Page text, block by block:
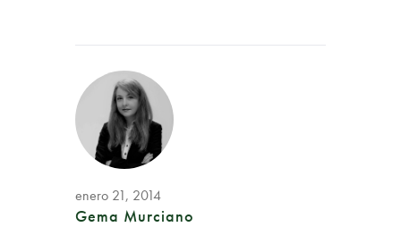
enero 21, 2014
Gema Murciano